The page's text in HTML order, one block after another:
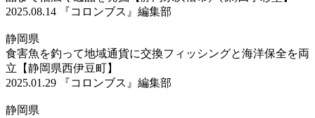
2025.08.14
『コロンブス』編集部
静岡県
食害魚を釣って地域通貨に交換フィッシングと海洋保全を両
立【静岡県西伊豆町】
2025.01.29
『コロンブス』編集部
静岡県